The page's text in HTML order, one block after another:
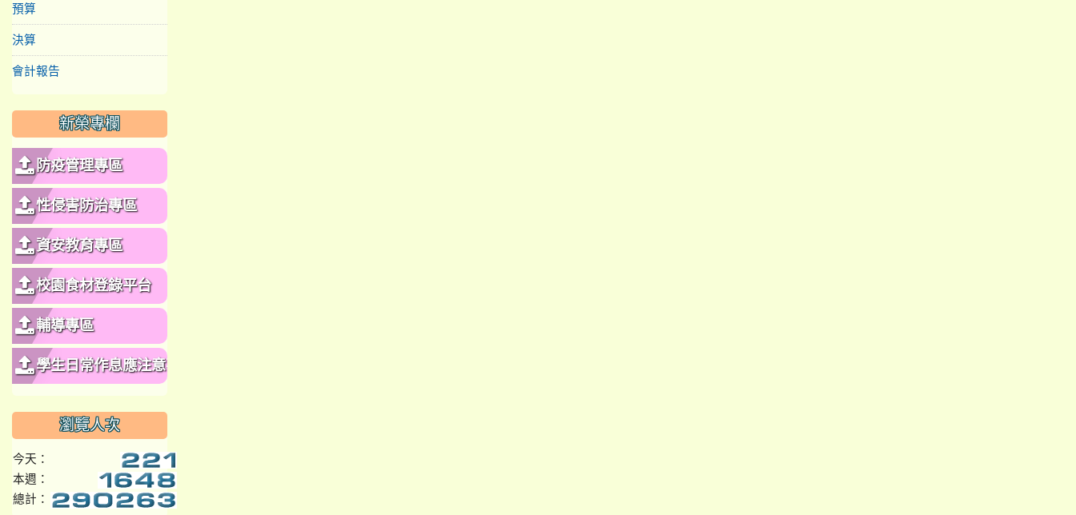
預算
決算
會計報告
新榮專欄
防疫管理專區
性侵害防治專區
資安教育專區
校園食材登錄平台
輔導專區
學生日常作息應注意事
瀏覽人次
今天：
本週：
總計：